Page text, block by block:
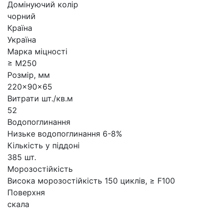
Домінуючий колір
чорний
Країна
Україна
Марка міцності
≥ М250
Розмір, мм
220x90x65
Витрати шт./кв.м
52
Водопоглинання
Низьке водопоглинання 6-8%
Кількість у піддоні
385 шт.
Морозостійкість
Висока морозостійкість 150 циклів, ≥ F100
Поверхня
скала